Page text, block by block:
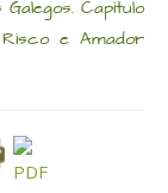
Capítulo
e Amador